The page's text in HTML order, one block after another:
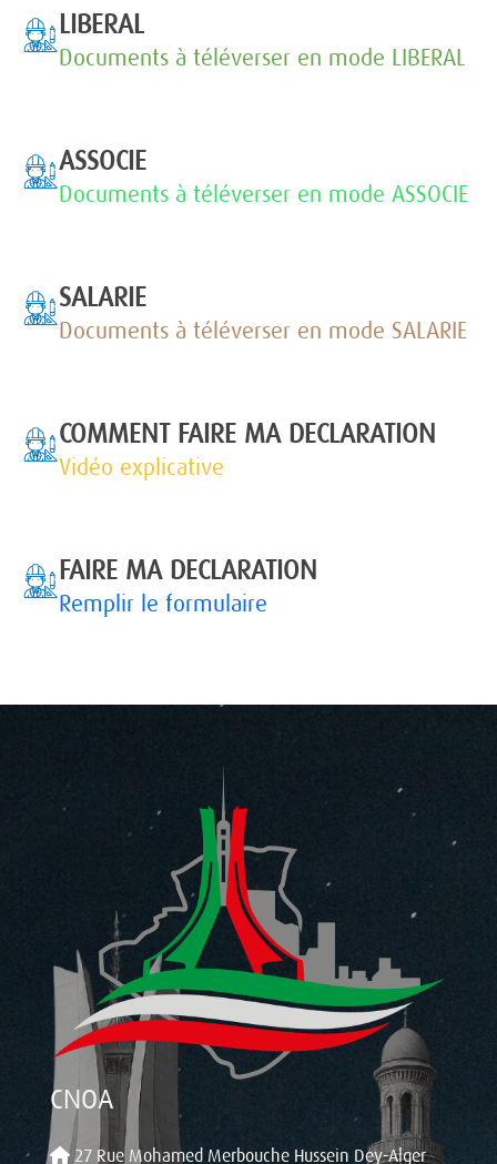
LIBERAL
Documents à téléverser en mode LIBERAL
ASSOCIE
Documents à téléverser en mode ASSOCIE
SALARIE
Documents à téléverser en mode SALARIE
COMMENT FAIRE MA DECLARATION
Vidéo explicative
FAIRE MA DECLARATION
Remplir le formulaire
CNOA
27 Rue Mohamed Merbouche Hussein Dey-Alger